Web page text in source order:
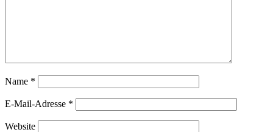
Name *
E-Mail-Adresse *
Website